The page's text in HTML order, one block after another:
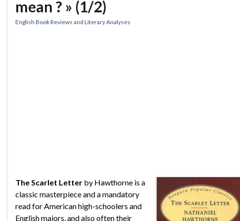
mean ? » (1/2)
English Book Reviews and Literary Analyses
The Scarlet Letterby Hawthorne is a
classic masterpiece and a mandatory
read for American high-schoolers and
English majors, and also often their